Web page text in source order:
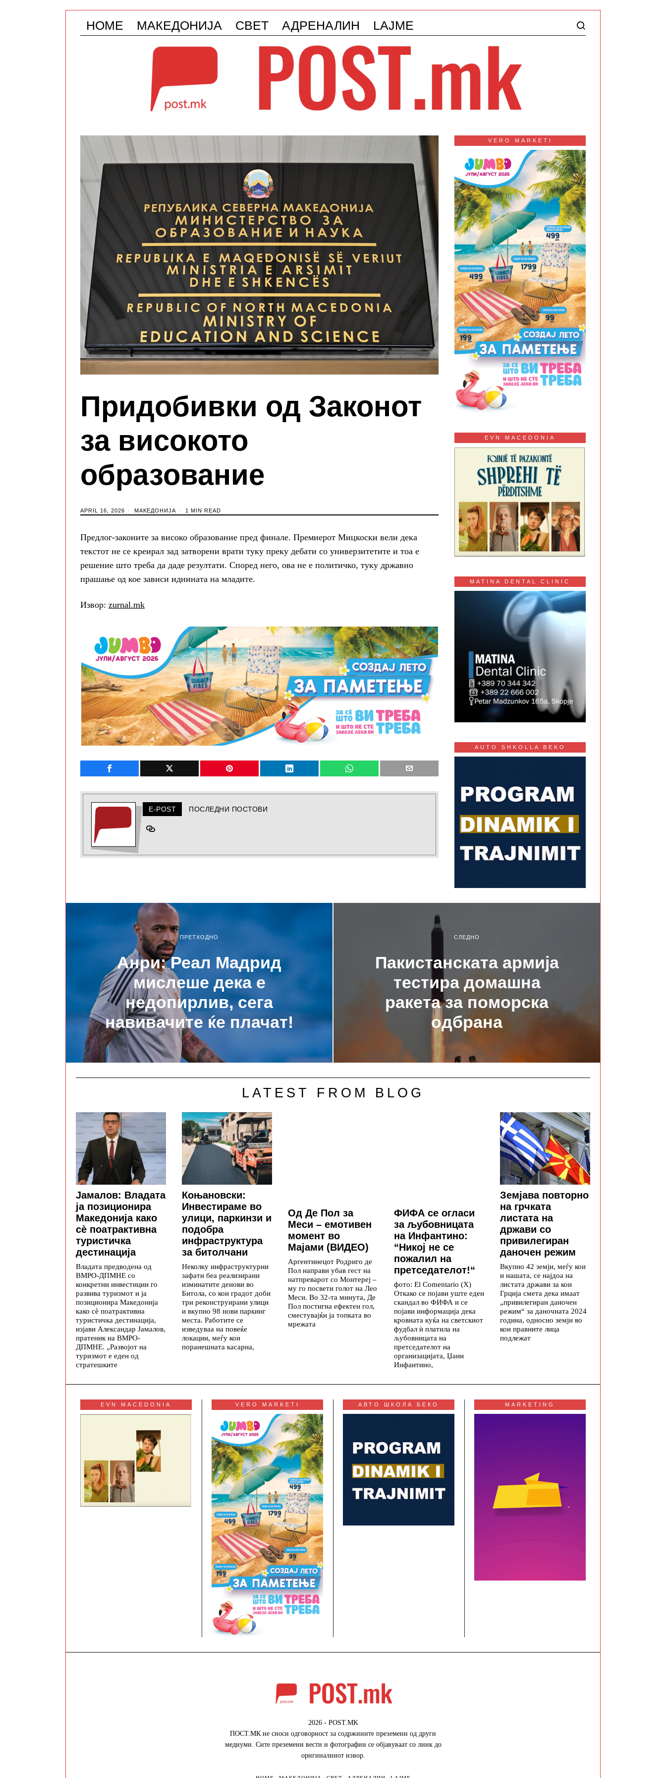
HOME МАКЕДОНИЈА СВЕТ АДРЕНАЛИН LAJME
Придобивки од Законот
за високото
образование
APRIL 16, 2026 МАКЕДОНИЈА 1 MIN READ
Предлог-законите за високо образование пред финале. Премиерот Мицкоски вели дека
текстот не се креирал зад затворени врати туку преку дебати со универзитетите и тоа е
решение што треба да даде резултати. Според него, ова не е политичко, туку државно
прашање од кое зависи иднината на младите.
Извор: zurnal.mk
E-POST ПОСЛЕДНИ ПОСТОВИ
VERO MARKETI
EVN MACEDONIA
MATINA DENTAL CLINIC
AUTO SHKOLLA BEKO
ПРЕТХОДНО
Анри: Реал Мадрид
мислеше дека е
недопирлив, сега
навивачите ќе плачат!
СЛЕДНО
Пакистанската армија
тестира домашна
ракета за поморска
одбрана
LATEST FROM BLOG
Јамалов: Владата
ја позиционира
Македонија како
сè поатрактивна
туристичка
дестинација
Владата предводена од
ВМРО-ДПМНЕ со
конкретни инвестиции го
развива туризмот и ја
позиционира Македонија
како сè поатрактивна
туристичка дестинација,
изјави Александар Јамалов,
пратеник на ВМРО-
ДПМНЕ. „Развојот на
туризмот е еден од
стратешките
Коњановски:
Инвестираме во
улици, паркинзи и
подобра
инфраструктура
за битолчани
Неколку инфраструктурни
зафати беа реализирани
изминатите денови во
Битола, со кои градот доби
три реконструирани улици
и вкупно 98 нови паркинг
места. Работите се
изведуваа на повеќе
локации, меѓу кои
поранешната касарна,
Од Де Пол за
Меси – емотивен
момент во
Мајами (ВИДЕО)
Аргентинецот Родриго де
Пол направи убав гест на
натпреварот со Монтереј –
му го посвети голот на Лео
Меси. Во 32-та минута, Де
Пол постигна ефектен гол,
сместувајќи ја топката во
мрежата
ФИФА се огласи
за љубовницата
на Инфантино:
“Никој не се
пожалил на
претседателот!“
фото: El Comentario (X)
Откако се појави уште еден
скандал во ФИФА и се
појави информација дека
кровната куќа на светскиот
фудбал ѝ платила на
љубовницата на
претседателот на
организацијата, Џани
Инфантино,
Земјава повторно
на грчката
листата на
држави со
привилегиран
даночен режим
Вкупно 42 земји, меѓу кои
и нашата, се најдоа на
листата држави за кои
Грција смета дека имаат
„привилегиран даночен
режим“ за даночната 2024
година, односно земји во
кои правните лица
подлежат
EVN MACEDONIA VERO MARKETI АВТО ШКОЛА БЕКО MARKETING
2026 - POST.MK
ПОСТ.МК не сноси одговорност за содржините преземени од други
медиуми. Сите преземени вести и фотографии се објавуваат со линк до
оригиналниот извор.